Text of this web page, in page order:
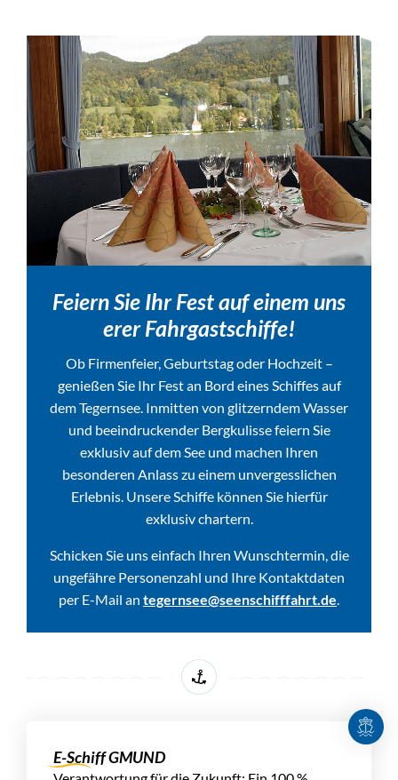
Feiern Sie Ihr Fest auf einem uns
erer Fahrgastschiffe!
Ob Firmenfeier, Geburtstag oder Hochzeit –
genießen Sie Ihr Fest an Bord eines Schiffes auf
dem Tegernsee. Inmitten von glitzerndem Wasser
und beeindruckender Bergkulisse feiern Sie
exklusiv auf dem See und machen Ihren
besonderen Anlass zu einem unvergesslichen
Erlebnis. Unsere Schiffe können Sie hierfür
exklusiv chartern.
Schicken Sie uns einfach Ihren Wunschtermin, die
ungefähre Personenzahl und Ihre Kontaktdaten
per E-Mail an tegernsee@seenschifffahrt.de.
E-Schiff GMUND